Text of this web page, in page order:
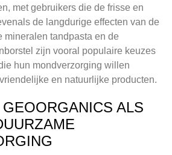
met gebruikers die de frisse en
de langdurige effecten van de
mineralen tandpasta en de
zijn vooral populaire keuzes
hun mondverzorging willen
en natuurlijke producten.
ALS